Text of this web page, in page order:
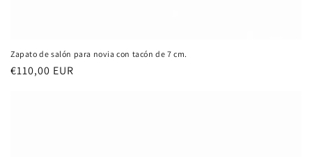
Zapato de salón para novia con tacón de 7 cm.
Precio
€110,00 EUR